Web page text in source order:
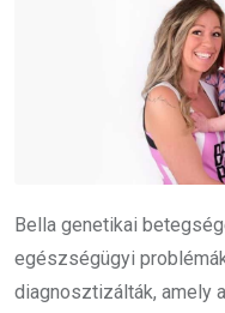
Bella genetikai
egészségügyi
diagnosztizálták, amely